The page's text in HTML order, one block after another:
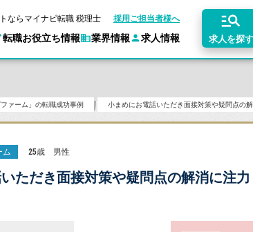
ならマイナビ転職 税理士 採用ご担当者様へ
求人を探す
ご利用ガイド キャリアアドバイザ
転職お役立ち情報
転職
転職
転職活動お役立ちコンテンツ
年収診断 転職成功ノウ
業界情報
企業情報
ご紹介企業特集
業界トピ
税理士用語
求人情報
別求人情報
公開企業一覧
事務所・税理士法人への転職
エリ
関西
ァーム」の転職成功事例
ム 25歳 男性
ただき面接対策や疑問点の解消に注